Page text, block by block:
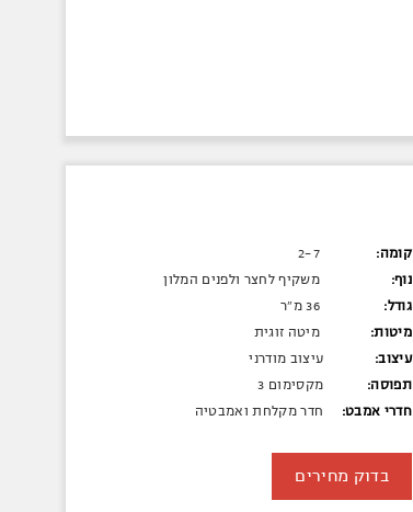
קומה:
2-7
נוף:
משקיף לחצר ולפנים המלון
גודל:
36 מ"ר
מיטות:
מיטה זוגית
עיצוב:
עיצוב מודרני
תפוסה:
מקסימום 3
חדרי אמבט:
חדר מקלחת ואמבטיה
בדוק מחירים